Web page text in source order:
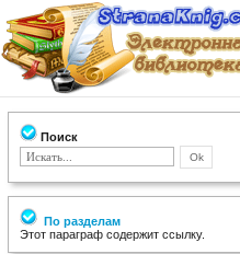
Поиск
По разделам
Этот параграф содержит ссылку.